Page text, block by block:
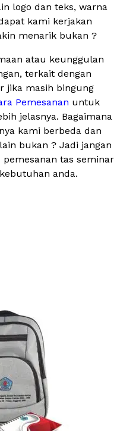
logo dan teks, warna
kami kerjakan
menarik bukan ?
atau keunggulan
terkait dengan
jika masih bingung
Pemesanan untuk
jelasnya. Bagaimana
kami berbeda dan
bukan ? Jadi jangan
tas seminar
anda.